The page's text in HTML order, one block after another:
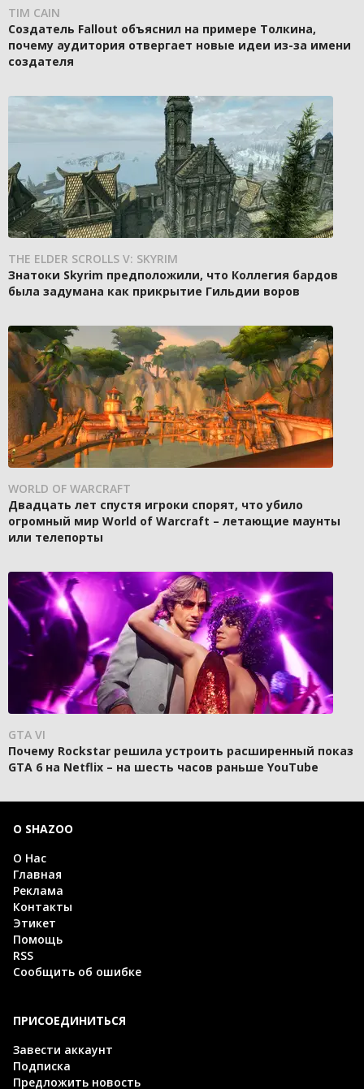
TIM CAIN
Создатель Fallout объяснил на примере Толкина,
почему аудитория отвергает новые идеи из-за имени
создателя
THE ELDER SCROLLS V: SKYRIM
Знатоки Skyrim предположили, что Коллегия бардов
была задумана как прикрытие Гильдии воров
WORLD OF WARCRAFT
Двадцать лет спустя игроки спорят, что убило
огромный мир World of Warcraft – летающие маунты
или телепорты
GTA VI
Почему Rockstar решила устроить расширенный показ
GTA 6 на Netflix – на шесть часов раньше YouTube
О SHAZOO
О Нас
Главная
Реклама
Контакты
Этикет
Помощь
RSS
Сообщить об ошибке
ПРИСОЕДИНИТЬСЯ
Завести аккаунт
Подписка
Предложить новость